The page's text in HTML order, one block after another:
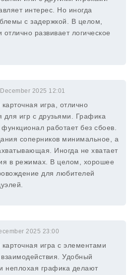
интерес. Но иногда
с задержкой. В целом,
отлично развивает логическое
2025 12:01
игра, отлично
для игр с друзьями. Графика
работает без сбоев.
соперников минимальное, а
Иногда не хватает
в режимах. В целом, хорошее
для любителей
2025 23:00
игра с элементами
взаимодействия. Удобный
неплохая графика делают